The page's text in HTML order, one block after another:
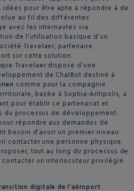
idées pour être apte à répondre à de
au fil des différentes
avec les internautes via
de l’utilisation basique d’un
Travelaer, partenaire
sur cette solution.
Travelaer dispose d’une
de ChatBot destiné à
comme pour la compagnie
basée à Sophia-Antipolis, a
pour établir ce partenariat et
du processus de développement.
répondre aux demandes de
besoin d’avoir un premier niveau
contacter une personne physique.
tout au long du processus de
un interlocuteur privilégié
digitale de l’aéroport